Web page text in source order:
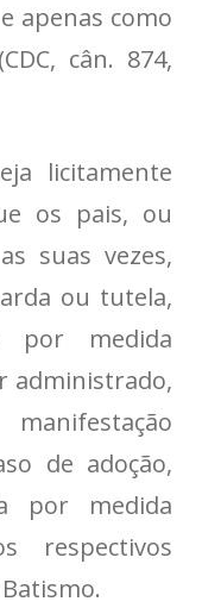
apenas como
cân. 874,
licitamente
os pais, ou
suas vezes,
ou tutela,
por medida
administrado,
de adoção,
por medida
respectivos